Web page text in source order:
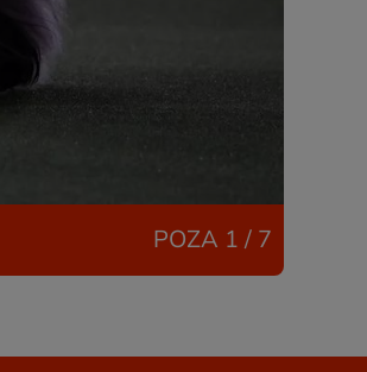
POZA 1 / 7